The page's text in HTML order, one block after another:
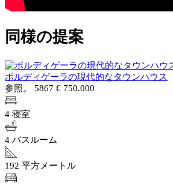
同様の提案
ボルディゲーラの現代的なタウンハウス
参照。 5867 € 750.000
4 寝室
4 バスルーム
192 平方メートル